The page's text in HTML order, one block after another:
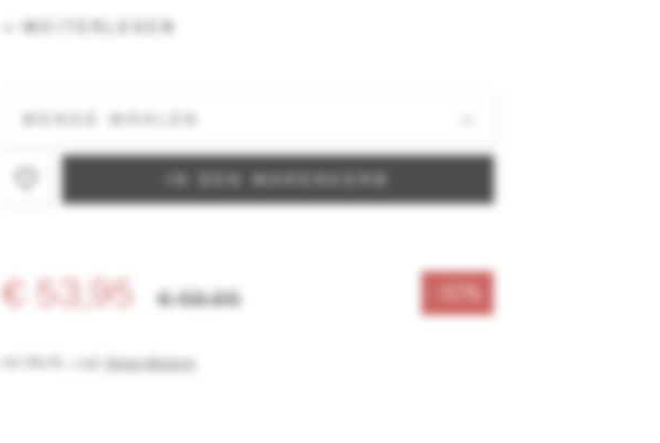
€ 53,95 € 59,95 -10%
Versandkosten